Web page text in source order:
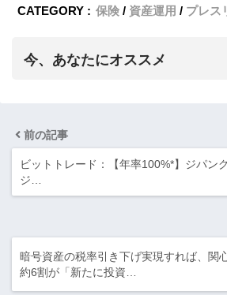
CATEGORY : 保険 資産運用 プレス
今、あなたにオススメ
前の記事
ビットトレード：【年率100%*】ジパン
ジ…
暗号資産の税率引き下げ実現すれば、関
約6割が「新たに投資…